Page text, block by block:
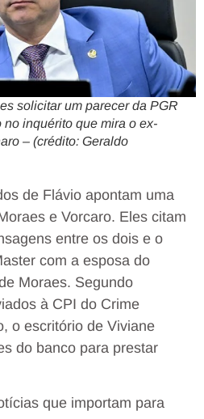
solicitar um parecer da PGR
inquérito que mira o ex-
– (crédito: Geraldo
de Flávio apontam uma
e Vorcaro. Eles citam
entre os dois e o
com a esposa do
Moraes. Segundo
à CPI do Crime
o escritório de Viviane
do banco para prestar
que importam para